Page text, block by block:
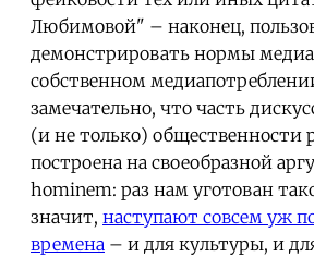
Любимовой" – наконец,
демонстрировать нормы
собственном
замечательно, что часть
(и не только) общественности
построена на своеобразной
hominem: раз нам уготован
значит, наступают совсем уж
времена – и для культуры, и